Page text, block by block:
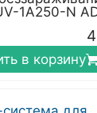
1A250-N
в корзину